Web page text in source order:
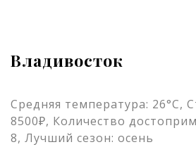
Владивосток
Средняя температура: 26°C,
8500₽, Количество
8, Лучший сезон: осень